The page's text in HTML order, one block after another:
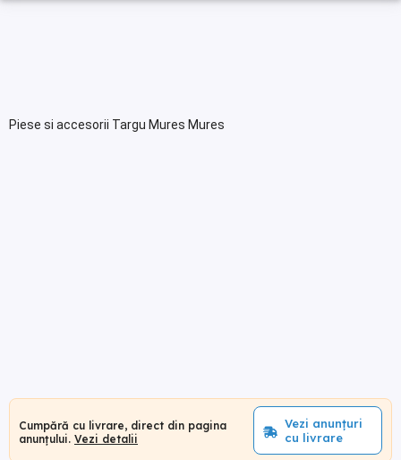
Piese si accesorii Targu Mures Mures
Cumpără cu livrare, direct din pagina
anunțului. Vezi detalii
Vezi anunțuri
cu livrare